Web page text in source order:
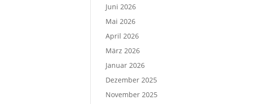
Juni 2026
Mai 2026
April 2026
März 2026
Januar 2026
Dezember 2025
November 2025